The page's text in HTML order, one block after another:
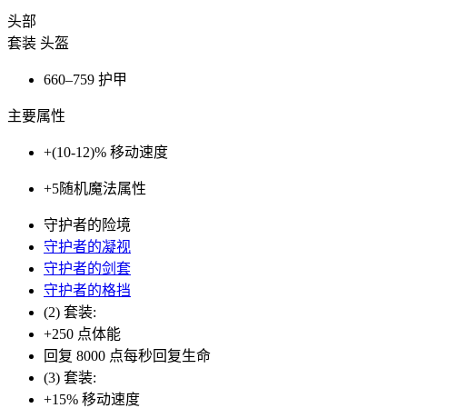
头部
套装 头盔
660–759 护甲
主要属性
+(10-12)% 移动速度
+5随机魔法属性
守护者的险境
守护者的凝视
守护者的剑套
守护者的格挡
(2) 套装:
+250 点体能
回复 8000 点每秒回复生命
(3) 套装:
+15% 移动速度